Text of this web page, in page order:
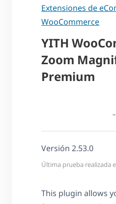
Extensiones de
WooCommerce
YITH
Zoom
Premium
Versión 2.53.0
Última prueba realizada
This plugin allows